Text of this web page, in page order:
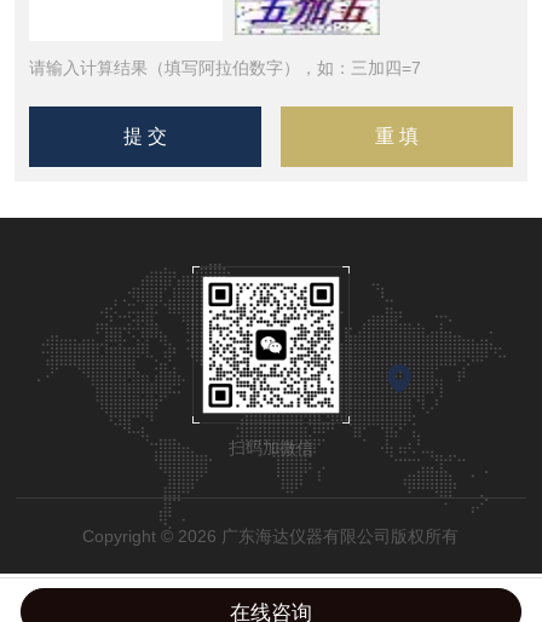
请输入计算结果（填写阿拉伯数字），如：三加四=7
扫码加微信
Copyright © 2026 广东海达仪器有限公司版权所有
粤公网安备44190002002798号
在线咨询